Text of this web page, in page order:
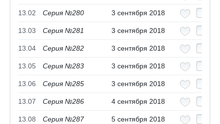
13.02 Серия №280 3 сентября 2018
13.03 Серия №281 3 сентября 2018
13.04 Серия №282 3 сентября 2018
13.05 Серия №283 3 сентября 2018
13.06 Серия №285 3 сентября 2018
13.07 Серия №286 4 сентября 2018
13.08 Серия №287 5 сентября 2018